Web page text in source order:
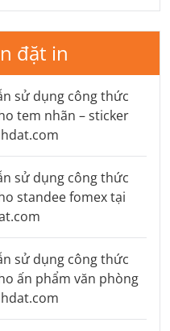
đặt in
sử dụng công thức
tem nhãn – sticker
sử dụng công thức
standee fomex tại
sử dụng công thức
ấn phẩm văn phòng